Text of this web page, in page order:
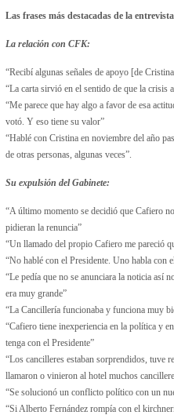
Las frases más destacadas de la entrevista
La relación con CFK:
“Recibí algunas señales de apoyo [de
“La carta sirvió en el sentido de que la crisis
“Me parece que hay algo a favor de esa
votó. Y eso tiene su valor”
“Hablé con Cristina en noviembre del año
de otras personas, algunas veces”.
Su expulsión del Gabinete:
“A último momento se decidió que Cafiero
pidieran la renuncia”
“Un llamado del propio Cafiero me pareció
“No hablé con el Presidente. Uno habla con
“Le pedía que no se anunciara la noticia así
era muy grande”
“La Cancillería funcionaba y funciona muy
“Cafiero tiene inexperiencia en la política y
tenga con el Presidente”
“Los cancilleres estaban sorprendidos, tuve
llamaron o vinieron al hotel muchos
“Se solucionó un conflicto político con un
“Si Alberto Fernández rompía con el